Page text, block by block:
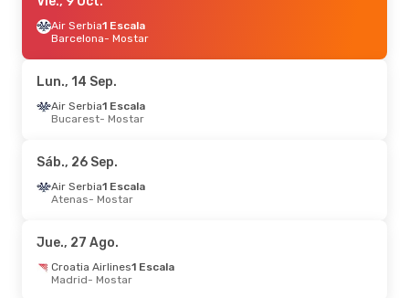
Air Serbia2 Escalas
Madrid- Mostar
Mostar- Madrid
Air Serbia1 Escala
Barcelona- Mostar
Lun., 14 Sep.
Air Serbia1 Escala
Bucarest- Mostar
Sáb., 26 Sep.
Air Serbia1 Escala
Atenas- Mostar
Jue., 27 Ago.
Croatia Airlines1 Escala
Madrid- Mostar